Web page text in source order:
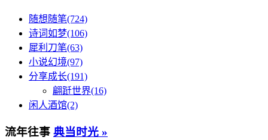
随想随笔(724)
诗词如梦(106)
犀利刀笔(63)
小说幻境(97)
分享成长(191)
翩跹世界(16)
闲人酒馆(2)
流年往事 典当时光 »